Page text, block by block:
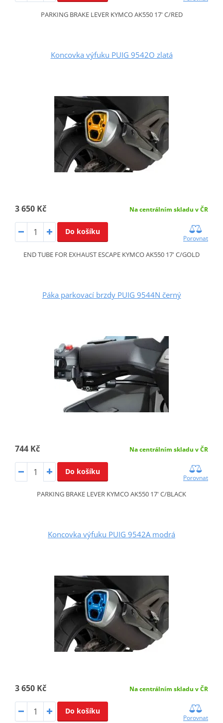
PARKING BRAKE LEVER KYMCO AK550 17' C/RED
Koncovka výfuku PUIG 9542O zlatá
3 650 Kč Na centrálním skladu v ČR
Do košíku
Porovnat
END TUBE FOR EXHAUST ESCAPE KYMCO AK550 17' C/GOLD
Páka parkovací brzdy PUIG 9544N černý
744 Kč Na centrálním skladu v ČR
Do košíku
Porovnat
PARKING BRAKE LEVER KYMCO AK550 17' C/BLACK
Koncovka výfuku PUIG 9542A modrá
3 650 Kč Na centrálním skladu v ČR
Do košíku
Porovnat